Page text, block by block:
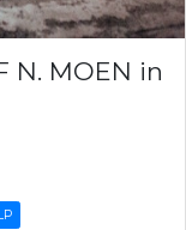
N. MOEN in